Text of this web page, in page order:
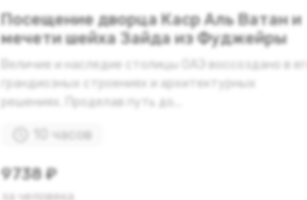
Посещение дворца Каср Аль Ватан и
мечети шейха Зайда из Фуджейры
Величие и наследие столицы ОАЭ воссоздано в его
грандиозных строениях и архитектурных
решениях. Проделав путь до...
10 часов
9738 ₽
за человека